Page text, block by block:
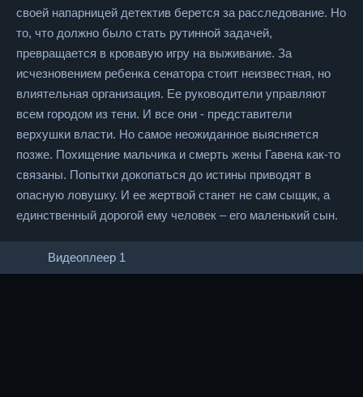
своей напарницей детектив берется за расследование. Но
то, что должно было стать рутинной задачей,
превращается в кровавую игру на выживание. За
исчезновением ребенка сенатора стоит неизвестная, но
влиятельная организация. Ее руководители управляют
всем городом из тени. И все они - представители
верхушки власти. Но самое неожиданное выясняется
позже. Похищение мальчика и смерть жены Гавена как-то
связаны. Попытки докопаться до истины приводят в
опасную ловушку. И ее жертвой станет не сам сыщик, а
единственный дорогой ему человек – его маленький сын.
Видеоплеер 1